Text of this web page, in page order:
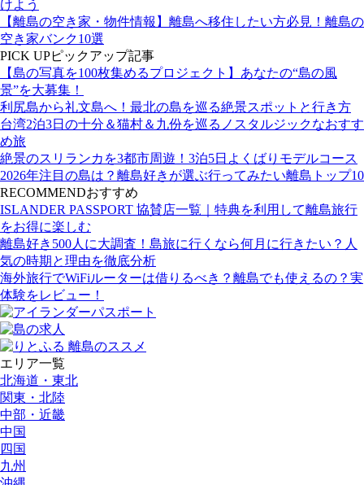
けよう
【離島の空き家・物件情報】離島へ移住したい方必見！離島の
空き家バンク10選
PICK UPピックアップ記事
【島の写真を100枚集めるプロジェクト】あなたの“島の風
景”を大募集！
利尻島から礼文島へ！最北の島を巡る絶景スポットと行き方
台湾2泊3日の十分＆猫村＆九份を巡るノスタルジックなおすす
め旅
絶景のスリランカを3都市周遊！3泊5日よくばりモデルコース
2026年注目の島は？離島好きが選ぶ行ってみたい離島トップ10
RECOMMENDおすすめ
ISLANDER PASSPORT 協賛店一覧｜特典を利用して離島旅行
をお得に楽しむ
離島好き500人に大調査！島旅に行くなら何月に行きたい？人
気の時期と理由を徹底分析
海外旅行でWiFiルーターは借りるべき？離島でも使えるの？実
体験をレビュー！
エリア一覧
北海道・東北
関東・北陸
中部・近畿
中国
四国
九州